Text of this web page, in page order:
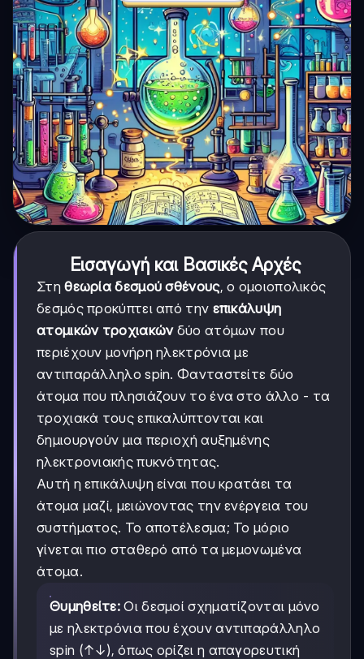
Εισαγωγή και Βασικές Αρχές
Στηθεωρία δεσμού σθένους, ο ομοιοπολικός
δεσμός προκύπτει από την επικάλυψη
ατομικών τροχιακώνδύο ατόμων που
περιέχουν μονήρη ηλεκτρόνια με
αντιπαράλληλο spin. Φανταστείτε δύο
άτομα που πλησιάζουν το ένα στο άλλο - τα
τροχιακά τους επικαλύπτονται και
δημιουργούν μια περιοχή αυξημένης
ηλεκτρονιακής πυκνότητας.
Αυτή η επικάλυψη είναι που κρατάει τα
άτομα μαζί, μειώνοντας την ενέργεια του
συστήματος. Το αποτέλεσμα; Το μόριο
γίνεται πιο σταθερό από τα μεμονωμένα
άτομα.
Θυμηθείτε: Οι δεσμοί σχηματίζονται μόνο
με ηλεκτρόνια που έχουν αντιπαράλληλο
spin (↑↓), όπως ορίζει η απαγορευτική